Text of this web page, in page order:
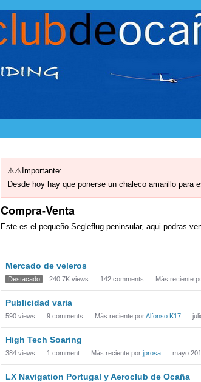
⚠⚠Importante:
Desde hoy hay que ponerse un chaleco amarillo para
Compra-Venta
Este es el pequeño Segleflug peninsular, aqui podras
Mercado de veleros
Destacado 240.7K views 142 comments Más reciente
Publicidad varia
590 views 9 comments Más reciente porAlfonso K17
High Tech Soaring
384 views 1 comment Más reciente por jprosa mayo
LX Navigation Portugal y Aeroclub de Ocaña